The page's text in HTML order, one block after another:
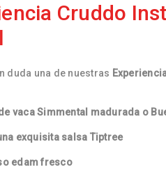
Cruddo
duda una de nuestras
vaca Simmental madurada o
exquisita salsa Tiptree
edam fresco